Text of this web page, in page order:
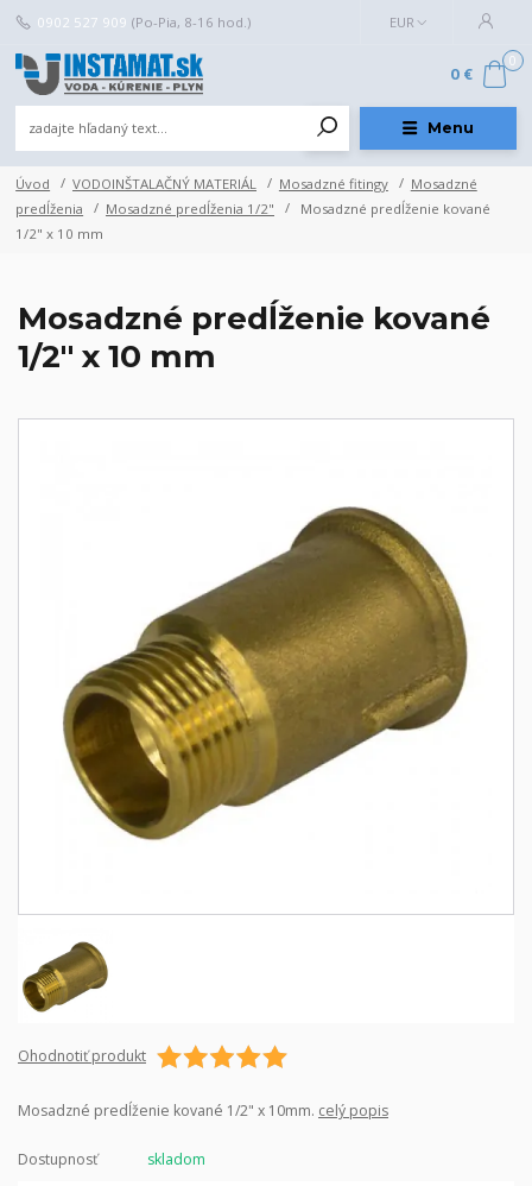
Menu
EUR
0902 527 909 (Po-Pia, 8-16 hod.)
0
0 €
Úvod VODOINŠTALAČNÝ MATERIÁL Mosadzné fitingy
Mosadzné
predĺženia
Mosadzné predĺženia 1/2"
Mosadzné predĺženie kované
1/2" x 10 mm
Mosadzné predĺženie kované
1/2" x 10 mm
Ohodnotiť produkt
Mosadzné predĺženie kované 1/2" x 10mm. celý popis
Dostupnosť skladom